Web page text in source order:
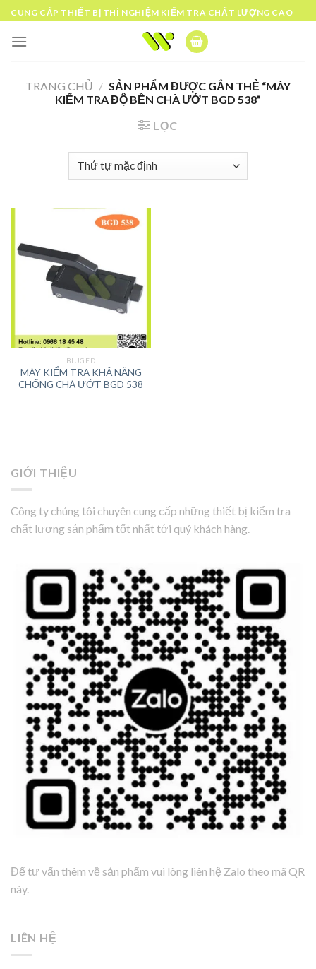
Skip
to
content
CUNG CẤP THIẾT BỊ THÍ NGHIỆM KIỂM TRA CHẤT LƯỢNG CAO
TRANG CHỦ / SẢN PHẨM ĐƯỢC GẮN THẺ “MÁY
KIỂM TRA ĐỘ BỀN CHÀ ƯỚT BGD 538”
LỌC
BIUGED
MÁY KIỂM TRA KHẢ NĂNG
CHỐNG CHÀ ƯỚT BGD 538
GIỚI THIỆU
Công ty chúng tôi chuyên cung cấp những thiết bị kiểm tra
chất lượng sản phẩm tốt nhất tới quý khách hàng.
Để tư vấn thêm về sản phẩm vui lòng liên hệ Zalo theo mã QR
này.
LIÊN HỆ